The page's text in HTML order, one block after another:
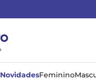
NovidadesFeminino